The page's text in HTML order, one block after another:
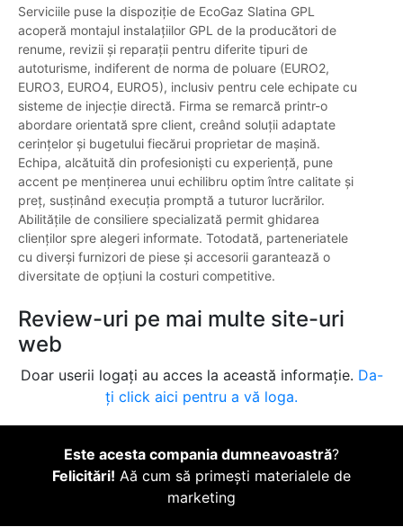
Serviciile puse la dispoziție de EcoGaz Slatina GPL
acoperă montajul instalațiilor GPL de la producători de
renume, revizii și reparații pentru diferite tipuri de
autoturisme, indiferent de norma de poluare (EURO2,
EURO3, EURO4, EURO5), inclusiv pentru cele echipate cu
sisteme de injecție directă. Firma se remarcă printr-o
abordare orientată spre client, creând soluții adaptate
cerințelor și bugetului fiecărui proprietar de mașină.
Echipa, alcătuită din profesioniști cu experiență, pune
accent pe menținerea unui echilibru optim între calitate și
preț, susținând execuția promptă a tuturor lucrărilor.
Abilitățile de consiliere specializată permit ghidarea
clienților spre alegeri informate. Totodată, parteneriatele
cu diverși furnizori de piese și accesorii garantează o
diversitate de opțiuni la costuri competitive.
Review-uri pe mai multe site-uri
web
Doar userii logați au acces la această informație. Da-
ți click aici pentru a vă loga.
Este acesta compania dumneavoastră?
Felicitări! Aă cum să primești materialele de
marketing